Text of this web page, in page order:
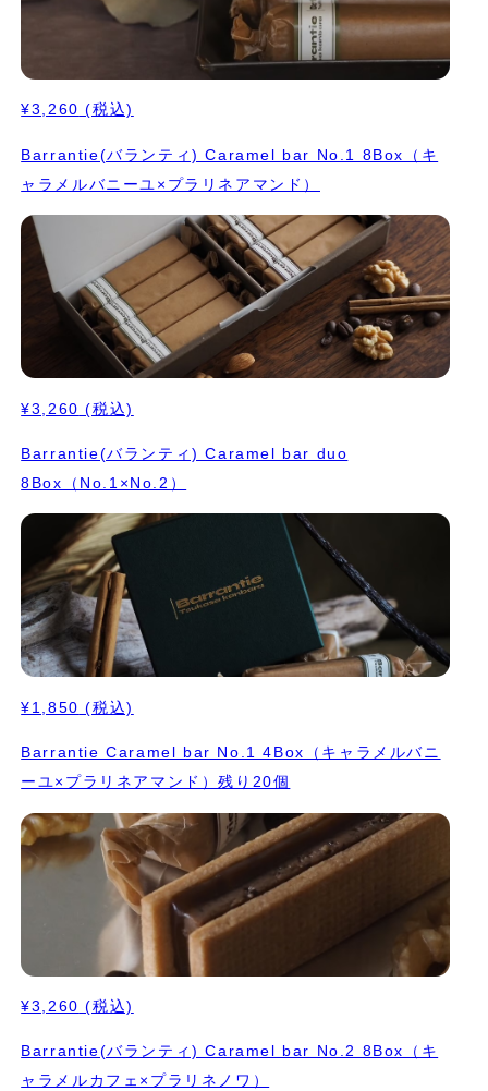
¥3,260 (税込)
Barrantie(バランティ) Caramel bar No.1 8Box（キ
ャラメルバニーユ×プラリネアマンド）
¥3,260 (税込)
Barrantie(バランティ) Caramel bar duo
8Box（No.1×No.2）
¥1,850 (税込)
Barrantie Caramel bar No.1 4Box（キャラメルバニ
ーユ×プラリネアマンド）残り20個
¥3,260 (税込)
Barrantie(バランティ) Caramel bar No.2 8Box（キ
ャラメルカフェ×プラリネノワ）